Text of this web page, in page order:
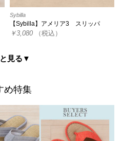
Sybilla
【Sybilla】アメリア3 スリッパ
￥3,080 （税込）
見る▼
め特集